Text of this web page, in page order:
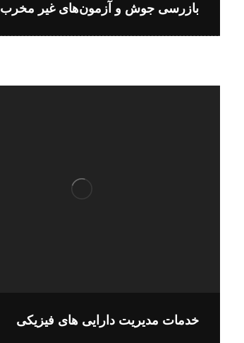
بازرسی جوش و آزمون‌های غیر مخرب
خدمات مدیریت دارایی های فیزیکی